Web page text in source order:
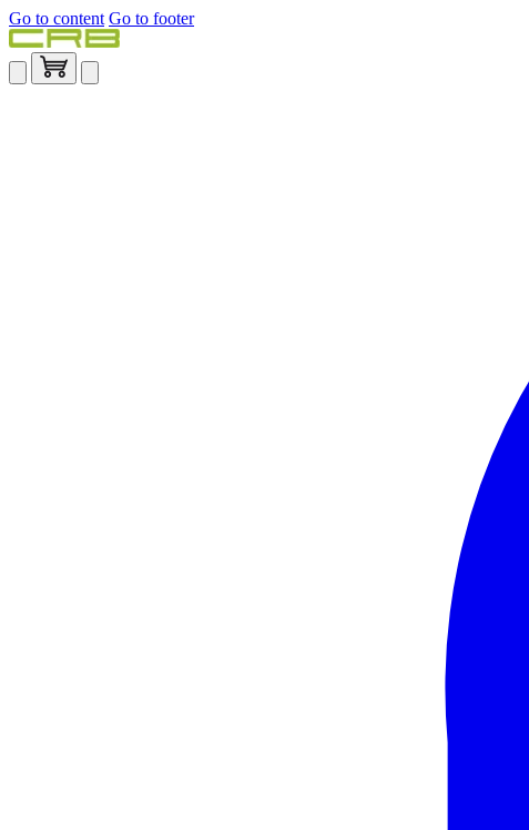
Go to content Go to footer